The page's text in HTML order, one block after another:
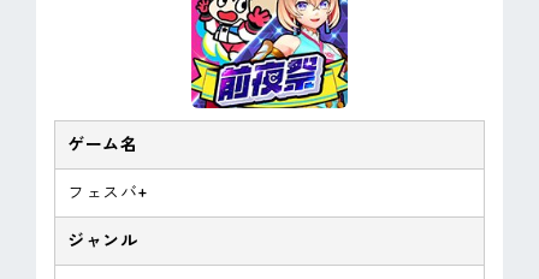
ゲーム名
フェスバ+
ジャンル